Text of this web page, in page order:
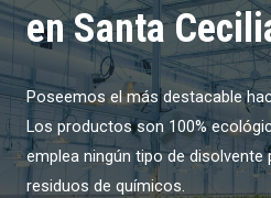
en Santa
Poseemos el más destacable
Los productos son 100%
emplea ningún tipo de disolvente
residuos de químicos.